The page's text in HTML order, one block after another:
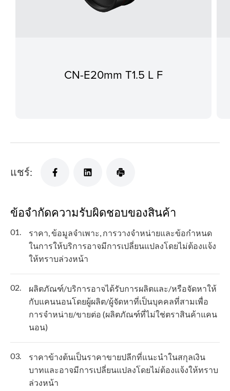
CN-E20mm T1.5 L F
แชร์:
ข้อจำกัดความรับผิดชอบของสินค้า
01.
ราคา, ข้อมูลจำเพาะ, การวางจำหน่ายและข้อกำหนด
ในการให้บริการอาจมีการเปลี่ยนแปลงโดยไม่ต้องแจ้ง
ให้ทราบล่วงหน้า
02.
ผลิตภัณฑ์/บริการอาจได้รับการผลิตและ/หรือจัดหาให้
กับแคนนอนโดยผู้ผลิต/ผู้จัดหาที่เป็นบุคคลที่สามเพื่อ
การจำหน่าย/ขายต่อ (ผลิตภัณฑ์ที่ไม่ใช่ตราสินค้าแคน
นอน)
03.
ราคาข้างต้นเป็นราคาขายปลีกที่แนะนำในสกุลเงิน
บาทและอาจมีการเปลี่ยนแปลงโดยไม่ต้องแจ้งให้ทราบ
ล่วงหน้า